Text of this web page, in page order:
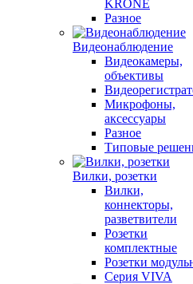
KRONE
Разное
Видеонаблюдение
Видеокамеры,
объективы
Микрофоны,
аксессуары
Разное
Типовые
Вилки, розетки
Вилки,
коннекторы,
разветвители
Розетки
комплектные
Розетки
Серия VIVA